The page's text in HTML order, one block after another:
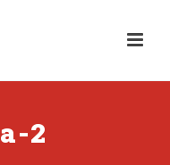
2